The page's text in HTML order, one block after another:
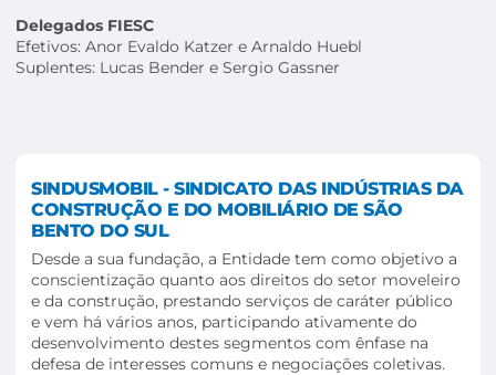
Delegados FIESC
Efetivos: Anor Evaldo Katzer e Arnaldo Huebl
Suplentes: Lucas Bender e Sergio Gassner
SINDUSMOBIL - SINDICATO DAS INDÚSTRIAS DA
CONSTRUÇÃO E DO MOBILIÁRIO DE SÃO
BENTO DO SUL
Desde a sua fundação, a Entidade tem como objetivo a
conscientização quanto aos direitos do setor moveleiro
e da construção, prestando serviços de caráter público
e vem há vários anos, participando ativamente do
desenvolvimento destes segmentos com ênfase na
defesa de interesses comuns e negociações coletivas.